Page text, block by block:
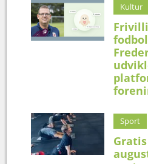
Kultur
Sport